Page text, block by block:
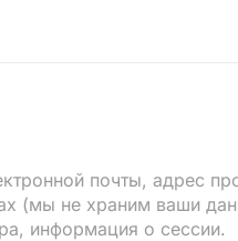
почты, адрес
(мы не храним ваши
информация о сессии.